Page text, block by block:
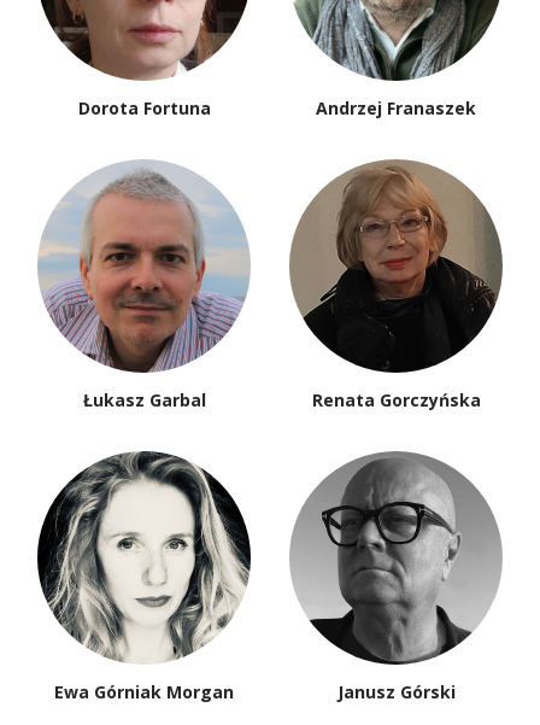
Dorota Fortuna Andrzej Franaszek
Łukasz Garbal Renata Gorczyńska
Ewa Górniak Morgan Janusz Górski